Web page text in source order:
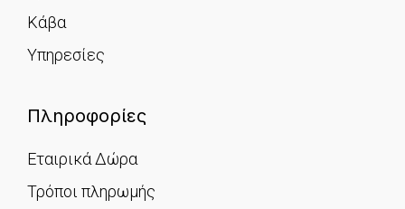
Κάβα
Υπηρεσίες
Πληροφορίες
Εταιρικά Δώρα
Τρόποι πληρωμής